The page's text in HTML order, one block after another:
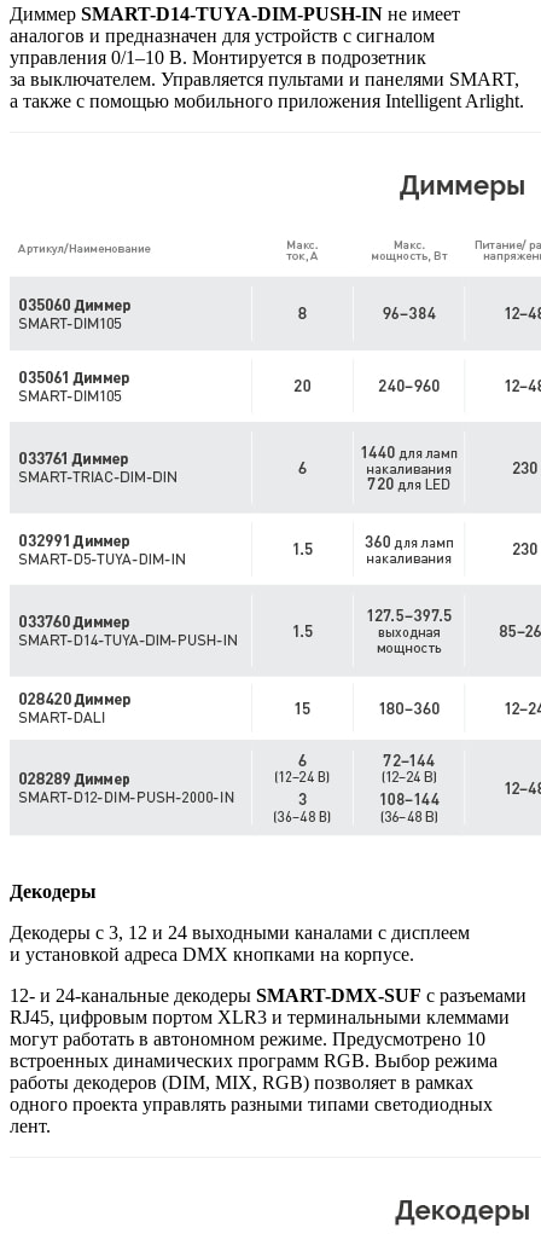
Диммер SMART-D14-TUYA-DIM-PUSH-IN не имеет
аналогов и предназначен для устройств с сигналом
управления 0/1–10 В. Монтируется в подрозетник
за выключателем. Управляется пультами и панелями SMART,
а также с помощью мобильного приложения Intelligent Arlight.
Декодеры
Декодеры с 3, 12 и 24 выходными каналами с дисплеем
и установкой адреса DMX кнопками на корпусе.
12- и 24-канальные декодеры SMART-DMX-SUF с разъемами
RJ45, цифровым портом XLR3 и терминальными клеммами
могут работать в автономном режиме. Предусмотрено 10
встроенных динамических программ RGB. Выбор режима
работы декодеров (DIM, MIX, RGB) позволяет в рамках
одного проекта управлять разными типами светодиодных
лент.